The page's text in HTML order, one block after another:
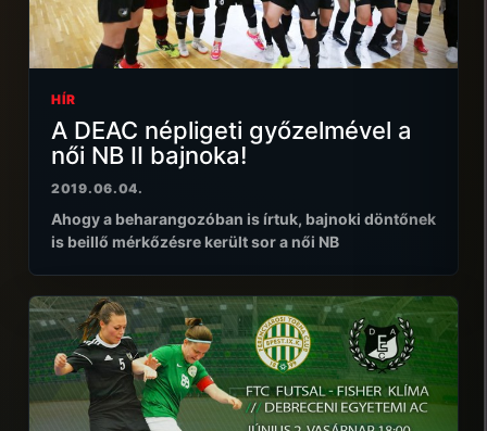
HÍR
A DEAC népligeti győzelmével a
női NB II bajnoka!
2019.06.04.
Ahogy a beharangozóban is írtuk, bajnoki döntőnek
is beillő mérkőzésre került sor a női NB